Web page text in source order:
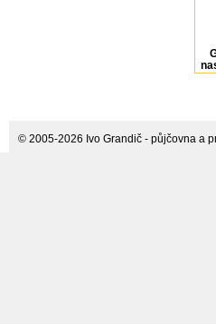
© 2005-2026 Ivo Grandič - půjčovna a